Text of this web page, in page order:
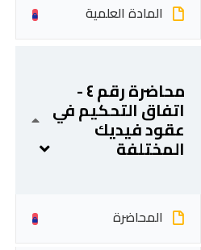
المادة العلمية
محاضرة رقم ٤ -
اتفاق التحكيم في
عقود فيديك
المختلفة
المحاضرة
ابقى على تواصل
5 شارع 278 – المعادي
info@acarea.com.eg